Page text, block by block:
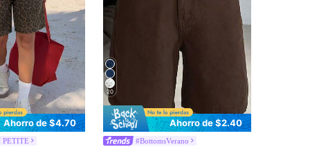
Ahorro de $4.70
PETITE
20
Ahorro de $2.40
#BottomsVerano